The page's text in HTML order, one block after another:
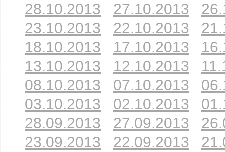
28.10.2013
27.10.2013
23.10.2013
22.10.2013
18.10.2013
17.10.2013
13.10.2013
12.10.2013
08.10.2013
07.10.2013
03.10.2013
02.10.2013
28.09.2013
27.09.2013
23.09.2013
22.09.2013